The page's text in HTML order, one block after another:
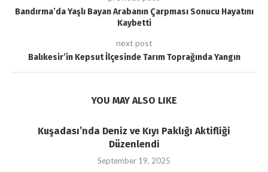
Bandırma’da Yaşlı Bayan Arabanın Çarpması Sonucu Hayatını
Kaybetti
next post
Balıkesir’in Kepsut İlçesinde Tarım Toprağında Yangın
YOU MAY ALSO LIKE
Kuşadası’nda Deniz ve Kıyı Paklığı Aktifliği
Düzenlendi
September 19, 2025